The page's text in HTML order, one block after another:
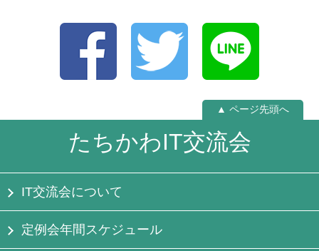
▲ ページ先頭へ
たちかわIT交流会
IT交流会について
定例会年間スケジュール